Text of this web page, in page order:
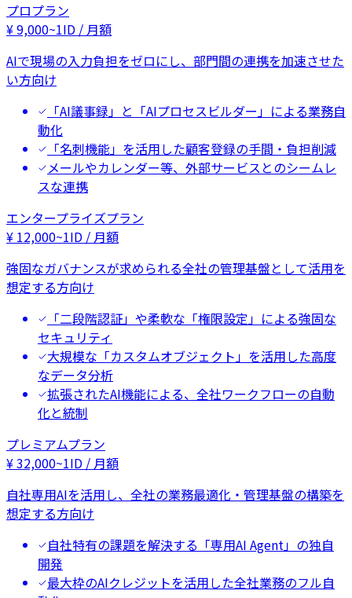
プロプラン
¥9,000~1ID / 月額
AIで現場の入力負担をゼロにし、部門間の連携を加速させた
い方向け
「AI議事録」と「AIプロセスビルダー」による業務自
動化
「名刺機能」を活用した顧客登録の手間・負担削減
メールやカレンダー等、外部サービスとのシームレ
スな連携
エンタープライズプラン
¥ 12,000~1ID / 月額
強固なガバナンスが求められる全社の管理基盤として活用を
想定する方向け
「二段階認証」や柔軟な「権限設定」による強固な
セキュリティ
大規模な「カスタムオブジェクト」を活用した高度
なデータ分析
拡張されたAI機能による、全社ワークフローの自動
化と統制
プレミアムプラン
¥32,000~1ID / 月額
自社専用AIを活用し、全社の業務最適化・管理基盤の構築を
想定する方向け
自社特有の課題を解決する「専用AI Agent」の独自
開発
最大枠のAIクレジットを活用した全社業務のフル自